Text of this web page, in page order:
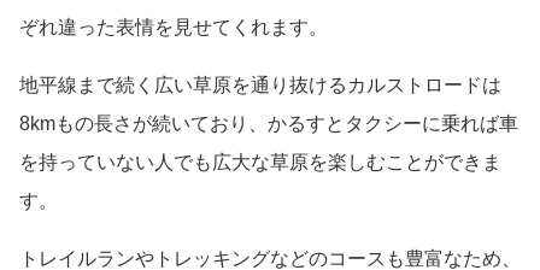
ぞれ違った表情を見せてくれます。
地平線まで続く広い草原を通り抜けるカルストロードは
8kmもの長さが続いており、かるすとタクシーに乗れば車
を持っていない人でも広大な草原を楽しむことができま
す。
トレイルランやトレッキングなどのコースも豊富なため、